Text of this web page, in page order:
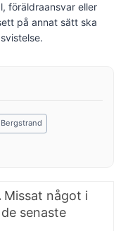
föräldraansvar eller
på annat sätt ska
Missat något i
senaste